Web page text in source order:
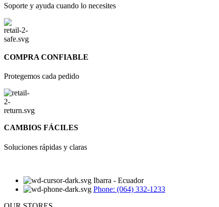
Soporte y ayuda cuando lo necesites
COMPRA CONFIABLE
Protegemos cada pedido
CAMBIOS FÁCILES
Soluciones rápidas y claras
Ibarra - Ecuador
Phone: (064) 332-1233